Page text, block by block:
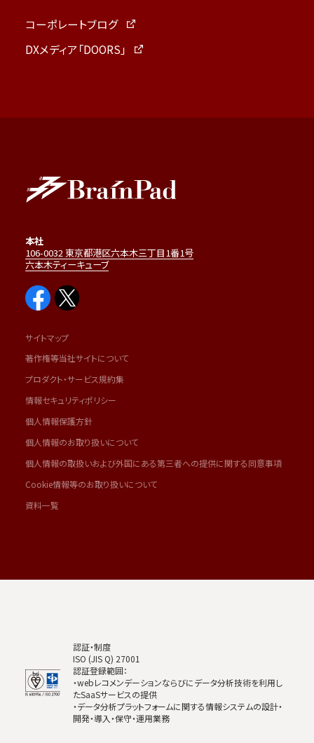
コーポレートブログ
DXメディア「DOORS」
本社
106-0032 東京都港区六本木三丁目1番1号
六本木ティーキューブ
サイトマップ
著作権等当社サイトについて
プロダクト・サービス規約集
情報セキュリティポリシー
個人情報保護方針
個人情報のお取り扱いについて
個人情報の取扱いおよび外国にある第三者への提供に関する同意事項
Cookie情報等のお取り扱いについて
資料一覧
認証・制度
ISO (JIS Q) 27001
認証登録範囲：
・webレコメンデーションならびにデータ分析技術を利用し
たSaaSサービスの提供
・データ分析プラットフォームに関する情報システムの設計・
開発・導入・保守・運用業務